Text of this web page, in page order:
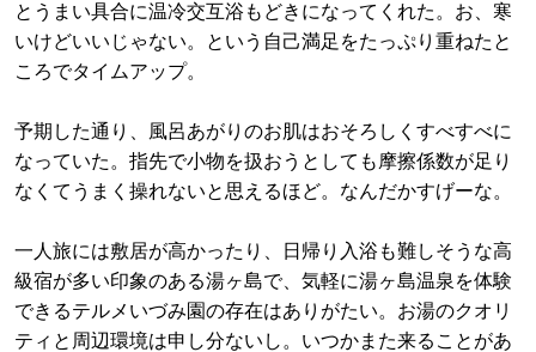
とうまい具合に温冷交互浴もどきになってくれた。お、寒
いけどいいじゃない。という自己満足をたっぷり重ねたと
ころでタイムアップ。
予期した通り、風呂あがりのお肌はおそろしくすべすべに
なっていた。指先で小物を扱おうとしても摩擦係数が足り
なくてうまく操れないと思えるほど。なんだかすげーな。
一人旅には敷居が高かったり、日帰り入浴も難しそうな高
級宿が多い印象のある湯ヶ島で、気軽に湯ヶ島温泉を体験
できるテルメいづみ園の存在はありがたい。お湯のクオリ
ティと周辺環境は申し分ないし。いつかまた来ることがあ